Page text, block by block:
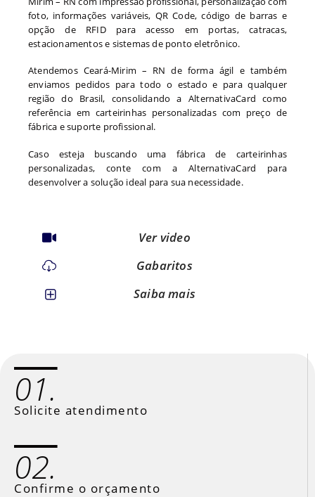
foto, informações variáveis, QR Code, código de barras e
opção de RFID para acesso em portas, catracas,
estacionamentos e sistemas de ponto eletrônico.
Atendemos Ceará-Mirim – RN de forma ágil e também
enviamos pedidos para todo o estado e para qualquer
região do Brasil, consolidando a AlternativaCard como
referência em carteirinhas personalizadas com preço de
fábrica e suporte profissional.
Caso esteja buscando uma fábrica de carteirinhas
personalizadas, conte com a AlternativaCard para
desenvolver a solução ideal para sua necessidade.
Ver video
Gabaritos
Saiba mais
01.
Solicite atendimento
02.
Confirme o orçamento